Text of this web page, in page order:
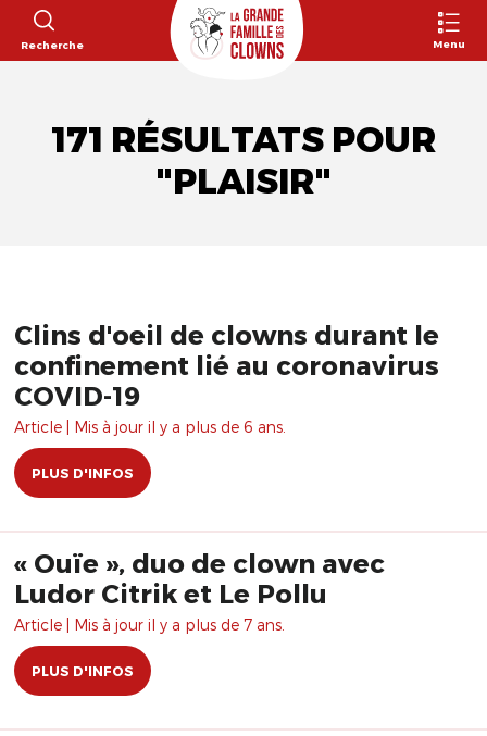
Recherche Menu
171 RÉSULTATS POUR
"PLAISIR"
Clins d'oeil de clowns durant le
confinement lié au coronavirus
COVID-19
Article | Mis à jour il y a plus de 6 ans.
PLUS D'INFOS
« Ouïe », duo de clown avec
Ludor Citrik et Le Pollu
Article | Mis à jour il y a plus de 7 ans.
PLUS D'INFOS